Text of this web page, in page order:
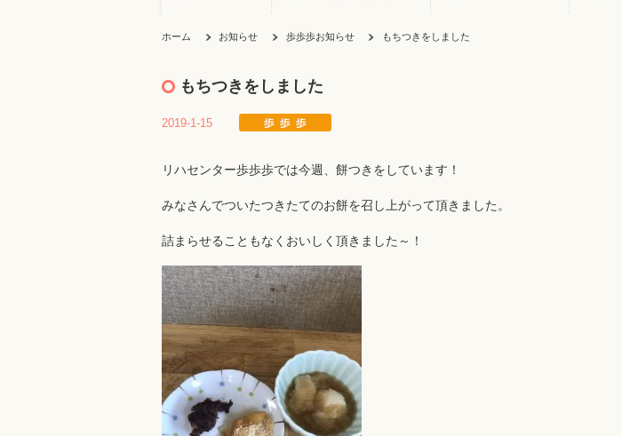
ホーム お知らせ 歩歩歩お知らせ もちつきをしました
もちつきをしました
2019-1-15
リハセンター歩歩歩では今週、餅つきをしています！
みなさんでついたつきたてのお餅を召し上がって頂きました。
詰まらせることもなくおいしく頂きました～！